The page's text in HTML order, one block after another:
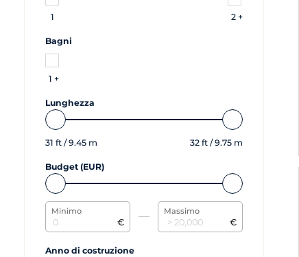
1 2 +
Bagni
1 +
Lunghezza
31 ft /9.45 m 32 ft /9.75 m
Budget (EUR)
Minimo
€
Massimo
€
Anno di costruzione